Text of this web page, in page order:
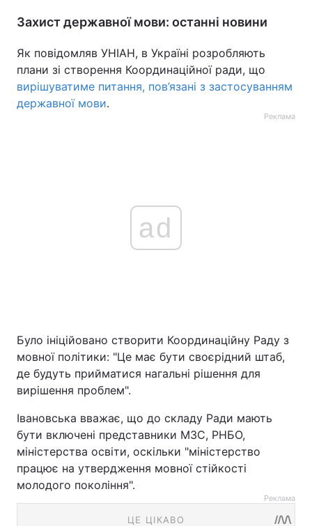
Захист державної мови: останні новини
Як повідомляв УНІАН, в Україні розробляють
плани зі створення Координаційної ради, що
вирішуватиме питання, пов’язані з застосуванням
державної мови.
Реклама
ad
Було ініційовано створити Координаційну Раду з
мовної політики: "Це має бути своєрідний штаб,
де будуть прийматися нагальні рішення для
вирішення проблем".
Івановська вважає, що до складу Ради мають
бути включені представники МЗС, РНБО,
міністерства освіти, оскільки "міністерство
працює на утвердження мовної стійкості
молодого покоління".
Реклама